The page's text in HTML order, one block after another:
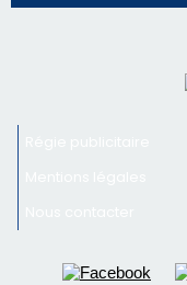
Nous contacter